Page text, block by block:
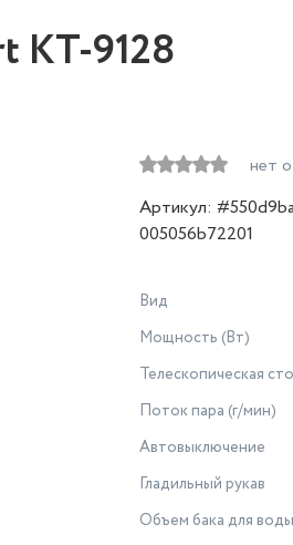
КТ-9128
нет
Артикул:
005056b72201
Вид
Мощность (Вт)
Телескопическая
Поток пара (г/мин)
Автовыключение
Гладильный рукав
Объем бака для